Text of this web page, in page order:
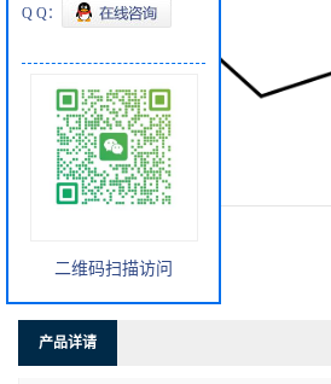
产品详请
Q Q：
二维码扫描访问